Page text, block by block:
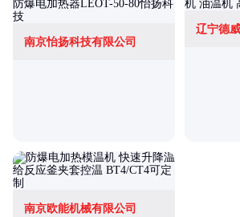
南京怡扬科技有限公司
南京欧能机械有限公司